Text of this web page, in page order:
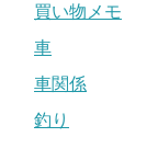
買い物メモ
車
車関係
釣り